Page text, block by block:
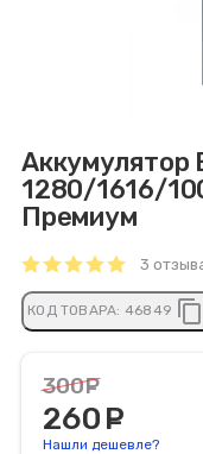
Аккумулятор
1280/1616/
Премиум
3
КОД ТОВАРА: 46849 content_copy
300
260
Нашли дешевле?